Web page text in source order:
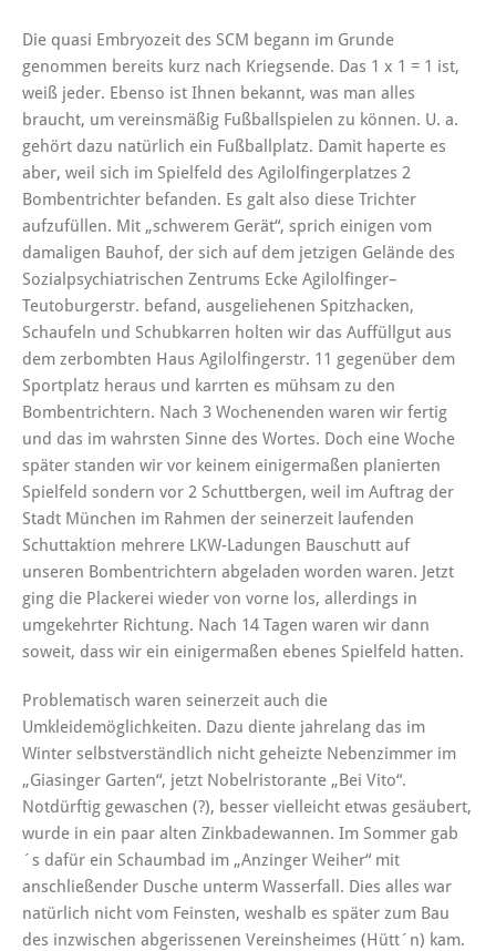
Die quasi Embryozeit des SCM begann im Grunde
genommen bereits kurz nach Kriegsende. Das 1 x 1 = 1 ist,
weiß jeder. Ebenso ist Ihnen bekannt, was man alles
braucht, um vereinsmäßig Fußballspielen zu können. U. a.
gehört dazu natürlich ein Fußballplatz. Damit haperte es
aber, weil sich im Spielfeld des Agilolfingerplatzes 2
Bombentrichter befanden. Es galt also diese Trichter
aufzufüllen. Mit „schwerem Gerät“, sprich einigen vom
damaligen Bauhof, der sich auf dem jetzigen Gelände des
Sozialpsychiatrischen Zentrums Ecke Agilolfinger–
Teutoburgerstr. befand, ausgeliehenen Spitzhacken,
Schaufeln und Schubkarren holten wir das Auffüllgut aus
dem zerbombten Haus Agilolfingerstr. 11 gegenüber dem
Sportplatz heraus und karrten es mühsam zu den
Bombentrichtern. Nach 3 Wochenenden waren wir fertig
und das im wahrsten Sinne des Wortes. Doch eine Woche
später standen wir vor keinem einigermaßen planierten
Spielfeld sondern vor 2 Schuttbergen, weil im Auftrag der
Stadt München im Rahmen der seinerzeit laufenden
Schuttaktion mehrere LKW-Ladungen Bauschutt auf
unseren Bombentrichtern abgeladen worden waren. Jetzt
ging die Plackerei wieder von vorne los, allerdings in
umgekehrter Richtung. Nach 14 Tagen waren wir dann
soweit, dass wir ein einigermaßen ebenes Spielfeld hatten.
Problematisch waren seinerzeit auch die
Umkleidemöglichkeiten. Dazu diente jahrelang das im
Winter selbstverständlich nicht geheizte Nebenzimmer im
„Giasinger Garten“, jetzt Nobelristorante „Bei Vito“.
Notdürftig gewaschen (?), besser vielleicht etwas gesäubert,
wurde in ein paar alten Zinkbadewannen. Im Sommer gab
´s dafür ein Schaumbad im „Anzinger Weiher“ mit
anschließender Dusche unterm Wasserfall. Dies alles war
natürlich nicht vom Feinsten, weshalb es später zum Bau
des inzwischen abgerissenen Vereinsheimes (Hütt´n) kam.